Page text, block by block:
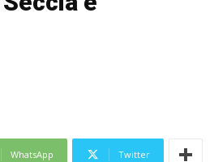
WhatsApp Twitter